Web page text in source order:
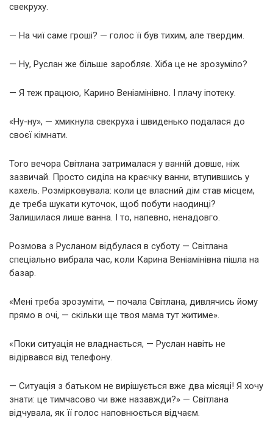
свекруху.
— На чиї саме гроші? — голос її був тихим, але твердим.
— Ну, Руслан же більше заробляє. Хіба це не зрозуміло?
— Я теж працюю, Карино Веніамінівно. І плачу іпотеку.
«Ну-ну», — хмикнула свекруха і швиденько подалася до
своєї кімнати.
Того вечора Світлана затрималася у ванній довше, ніж
зазвичай. Просто сиділа на краєчку ванни, втупившись у
кахель. Розмірковувала: коли це власний дім став місцем,
де треба шукати куточок, щоб побути наодинці?
Залишилася лише ванна. І то, напевно, ненадовго.
Розмова з Русланом відбулася в суботу — Світлана
спеціально вибрала час, коли Карина Веніамінівна пішла на
базар.
«Мені треба зрозуміти, — почала Світлана, дивлячись йому
прямо в очі, — скільки ще твоя мама тут житиме».
«Поки ситуація не владнається, — Руслан навіть не
відірвався від телефону.
— Ситуація з батьком не вирішується вже два місяці! Я хочу
знати: це тимчасово чи вже назавжди?» — Світлана
відчувала, як її голос наповнюється відчаєм.